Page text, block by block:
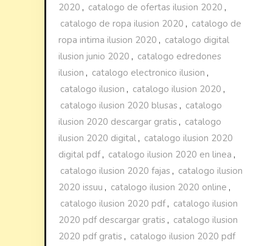
2020 , catalogo de ofertas ilusion 2020 ,
catalogo de ropa ilusion 2020 , catalogo de
ropa intima ilusion 2020 , catalogo digital
ilusion junio 2020 , catalogo edredones
ilusion , catalogo electronico ilusion ,
catalogo ilusion , catalogo ilusion 2020 ,
catalogo ilusion 2020 blusas , catalogo
ilusion 2020 descargar gratis , catalogo
ilusion 2020 digital , catalogo ilusion 2020
digital pdf, catalogo ilusion 2020 en linea ,
catalogo ilusion 2020 fajas , catalogo ilusion
2020 issuu , catalogo ilusion 2020 online ,
catalogo ilusion 2020 pdf, catalogo ilusion
2020 pdf descargar gratis , catalogo ilusion
2020 pdf gratis , catalogo ilusion 2020 pdf